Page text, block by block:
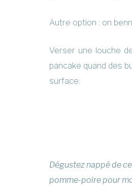
Autre option : on
Verser une louche
pancake quand des
surface.
Dégustez nappé de
pomme-poire pour